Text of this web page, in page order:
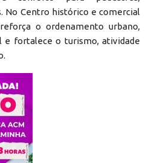
No Centro histórico e comercial
o ordenamento urbano,
e fortalece o turismo, atividade